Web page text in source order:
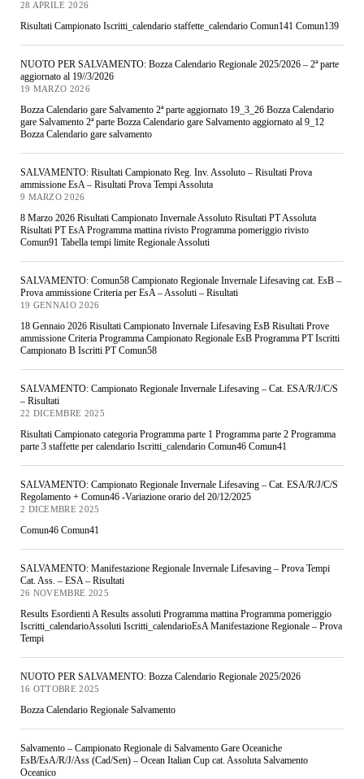
28 APRILE 2026
Risultati Campionato Iscritti_calendario staffette_calendario Comun141 Comun139
NUOTO PER SALVAMENTO: Bozza Calendario Regionale 2025/2026 – 2ª parte
aggiornato al 19//3/2026
19 MARZO 2026
Bozza Calendario gare Salvamento 2ª parte aggiornato 19_3_26 Bozza Calendario
gare Salvamento 2ª parte Bozza Calendario gare Salvamento aggiornato al 9_12
Bozza Calendario gare salvamento
SALVAMENTO: Risultati Campionato Reg. Inv. Assoluto – Risultati Prova
ammissione EsA – Risultati Prova Tempi Assoluta
9 MARZO 2026
8 Marzo 2026 Risultati Campionato Invernale Assoluto Risultati PT Assoluta
Risultati PT EsA Programma mattina rivisto Programma pomeriggio rivisto
Comun91 Tabella tempi limite Regionale Assoluti
SALVAMENTO: Comun58 Campionato Regionale Invernale Lifesaving cat. EsB –
Prova ammissione Criteria per EsA – Assoluti – Risultati
19 GENNAIO 2026
18 Gennaio 2026 Risultati Campionato Invernale Lifesaving EsB Risultati Prove
ammissione Criteria Programma Campionato Regionale EsB Programma PT Iscritti
Campionato B Iscritti PT Comun58
SALVAMENTO: Campionato Regionale Invernale Lifesaving – Cat. ESA/R/J/C/S
– Risultati
22 DICEMBRE 2025
Risultati Campionato categoria Programma parte 1 Programma parte 2 Programma
parte 3 staffette per calendario Iscritti_calendario Comun46 Comun41
SALVAMENTO: Campionato Regionale Invernale Lifesaving – Cat. ESA/R/J/C/S
Regolamento + Comun46 -Variazione orario del 20/12/2025
2 DICEMBRE 2025
Comun46 Comun41
SALVAMENTO: Manifestazione Regionale Invernale Lifesaving – Prova Tempi
Cat. Ass. – ESA – Risultati
26 NOVEMBRE 2025
Results Esordienti A Results assoluti Programma mattina Programma pomeriggio
Iscritti_calendarioAssoluti Iscritti_calendarioEsA Manifestazione Regionale – Prova
Tempi
NUOTO PER SALVAMENTO: Bozza Calendario Regionale 2025/2026
16 OTTOBRE 2025
Bozza Calendario Regionale Salvamento
Salvamento – Campionato Regionale di Salvamento Gare Oceaniche
EsB/EsA/R/J/Ass (Cad/Sen) – Ocean Italian Cup cat. Assoluta Salvamento
Oceanico